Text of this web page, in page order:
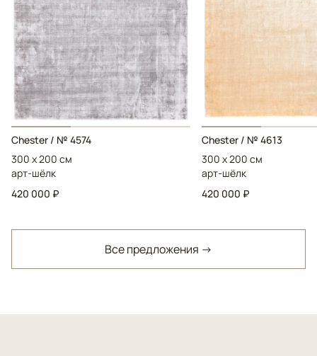
Chester / № 4574
300 x 200 см
арт-шёлк
420 000 ₽
Chester / № 4613
300 x 200 см
арт-шёлк
420 000 ₽
Все предложения →